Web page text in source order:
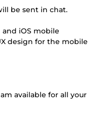
be sent in chat.
iOS mobile
design for the mobile
available for all your